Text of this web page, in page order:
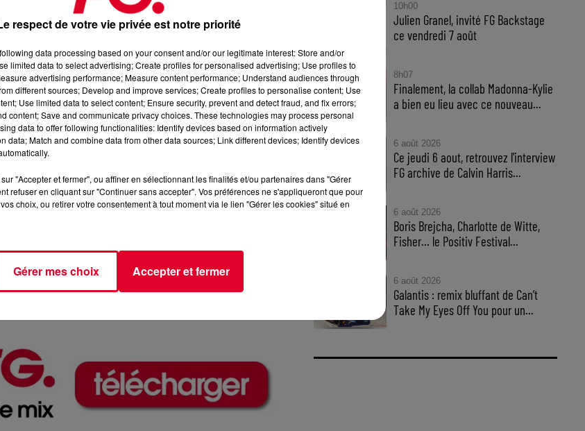
Crédit :
10h00
Julien Granel, invité FG Backstage
ce vendredi 7 août
8h07
Finalement, la collab Madonna-Kylie
a bien eu lieu avec ce nouveau...
6 août 2026
Ce jeudi 6 aout, retrouvez l'interview
FG archive de Calvin Harris...
6 août 2026
Boris Brejcha, Charlotte de Witte,
Fisher… le Positiv Festival...
6 août 2026
Galantis : remix bluffant de Can’t
Take My Eyes Off You pour un...
respect de votre vie privée est notre priorité
data processing based on your consent and/or our legitimate interest: Store and/or
limited data to select advertising; Create profiles for personalised advertising; Use profiles to
advertising performance; Measure content performance; Understand audiences through
different sources; Develop and improve services; Create profiles to personalise content; Use
Use limited data to select content; Ensure security, prevent and detect fraud, and fix errors;
content; Save and communicate privacy choices. These technologies may process personal
data to offer following functionalities: Identify devices based on information actively
data; Match and combine data from other data sources; Link different devices; Identify devices
"Accepter et fermer", ou affiner en sélectionnant les finalités et/ou partenaires dans "Gérer
refuser en cliquant sur "Continuer sans accepter". Vos préférences ne s'appliqueront que pour
choix, ou retirer votre consentement à tout moment via le lien "Gérer les cookies" situé en
Gérer mes choix Accepter et fermer